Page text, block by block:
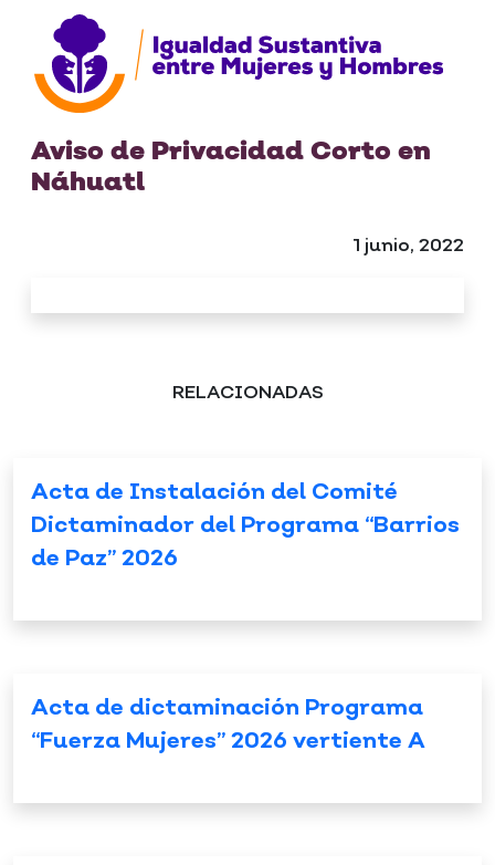
Aviso de Privacidad Corto en
Náhuatl
1 junio, 2022
RELACIONADAS
Acta de Instalación del Comité
Dictaminador del Programa “Barrios
de Paz” 2026
Acta de dictaminación Programa
“Fuerza Mujeres” 2026 vertiente A